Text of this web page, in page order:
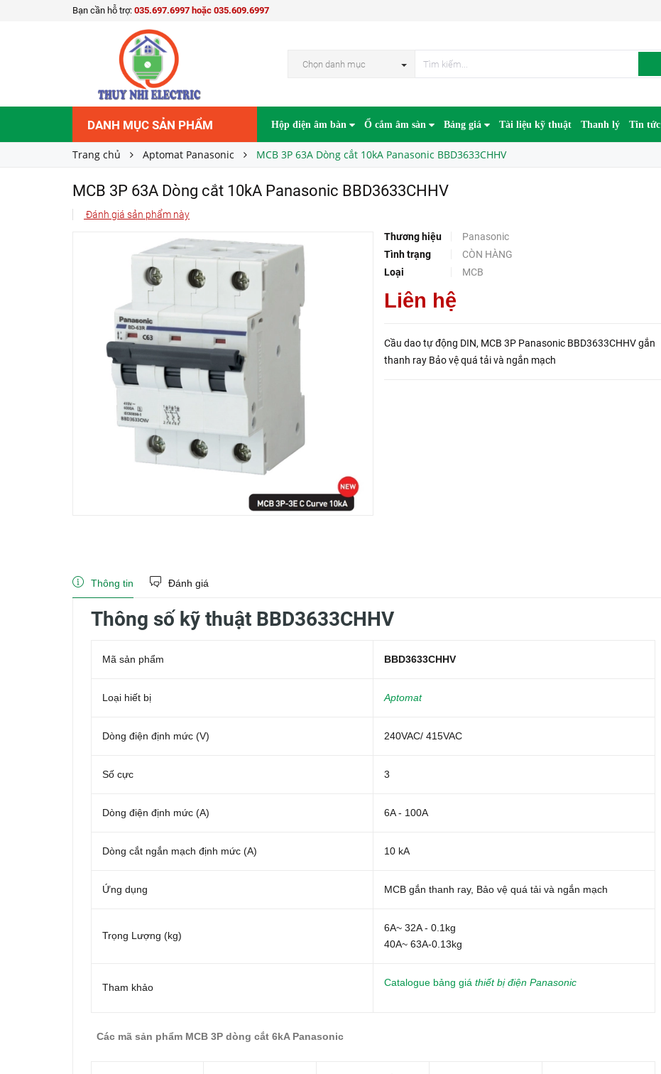
Bạn cần hỗ trợ: 035.697.6997 hoặc 035.609.6997
Chọn danh mục
DANH MỤC SẢN PHẨM Hộp điện âm bàn Ổ cắm âm sàn Bảng giá Tài liệu kỹ thuật Thanh lý Tin tức
Trang chủ Aptomat Panasonic MCB 3P 63A Dòng cắt 10kA Panasonic BBD3633CHHV
MCB 3P 63A Dòng cắt 10kA Panasonic BBD3633CHHV
Đánh giá sản phẩm này
Thương hiệu
Panasonic
Tình trạng
CÒN HÀNG
Loại
MCB
Liên hệ
Cầu dao tự động DIN, MCB 3P Panasonic BBD3633CHHV gắn
thanh ray Bảo vệ quá tải và ngắn mạch
MCB 3P 63A Dòng cắt 10kA Panasonic BBD3633CHHV
Giá bán: Liên hệ
Thông tin Đánh giá
Thông số kỹ thuật BBD3633CHHV
Mã sản phẩm BBD3633CHHV
Loại hiết bị Aptomat
Dòng điện định mức (V) 240VAC/ 415VAC
Số cực 3
Dòng điện định mức (A) 6A - 100A
Dòng cắt ngắn mạch định mức (A) 10 kA
Ứng dụng MCB gắn thanh ray, Bảo vệ quá tải và ngắn mạch
Trọng Lượng (kg)
6A~ 32A - 0.1kg
40A~ 63A-0.13kg
Tham khảo Catalogue bảng giá thiết bị điện Panasonic
Các mã sản phẩm MCB 3P dòng cắt 6kA Panasonic